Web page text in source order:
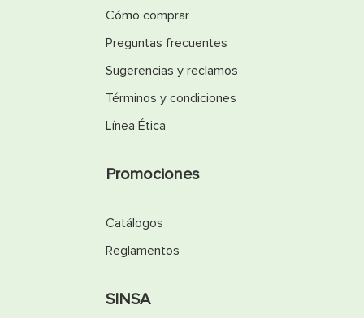
Cómo comprar
Preguntas frecuentes
Sugerencias y reclamos
Términos y condiciones
Línea Ética
Promociones
Catálogos
Reglamentos
SINSA